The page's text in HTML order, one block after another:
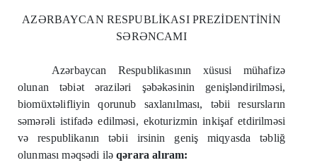
AZƏRBAYCAN RESPUBLİKASI PREZİDENTİNİN
SƏRƏNCAMI
Azərbaycan Respublikasının xüsusi mühafizə
olunan təbiət əraziləri şəbəkəsinin genişləndirilməsi,
biomüxtəlifliyin qorunub saxlanılması, təbii resursların
səmərəli istifadə edilməsi, ekoturizmin inkişaf etdirilməsi
və respublikanın təbii irsinin geniş miqyasda təbliğ
olunması məqsədi iləqərara alıram: